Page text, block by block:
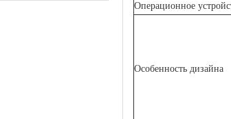
Операционное
Особенность дизайна